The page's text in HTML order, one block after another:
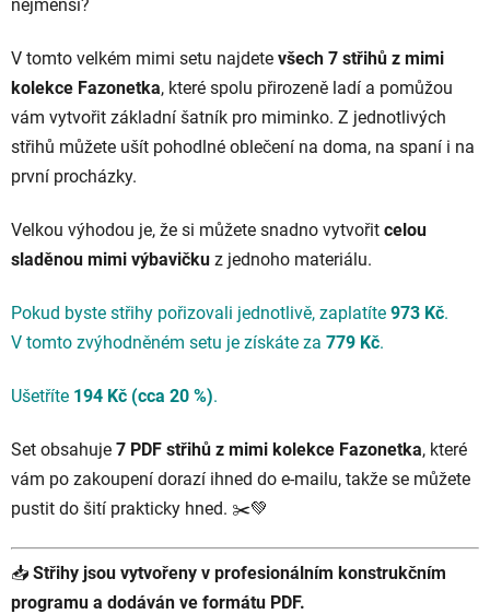
nejmenší?
V tomto velkém mimi setu najdete všech 7 střihů z mimi
kolekce Fazonetka, které spolu přirozeně ladí a pomůžou
vám vytvořit základní šatník pro miminko. Z jednotlivých
střihů můžete ušít pohodlné oblečení na doma, na spaní i na
první procházky.
Velkou výhodou je, že si můžete snadno vytvořit celou
sladěnou mimi výbavičku z jednoho materiálu.
Pokud byste střihy pořizovali jednotlivě, zaplatíte 973 Kč.
V tomto zvýhodněném setu je získáte za 779 Kč.
Ušetříte 194 Kč (cca 20 %).
Set obsahuje 7 PDF střihů z mimi kolekce Fazonetka, které
vám po zakoupení dorazí ihned do e-mailu, takže se můžete
pustit do šití prakticky hned. ✂️💚
📥 Střihy jsou vytvořeny v profesionálním konstrukčním
programu a dodáván ve formátu PDF.